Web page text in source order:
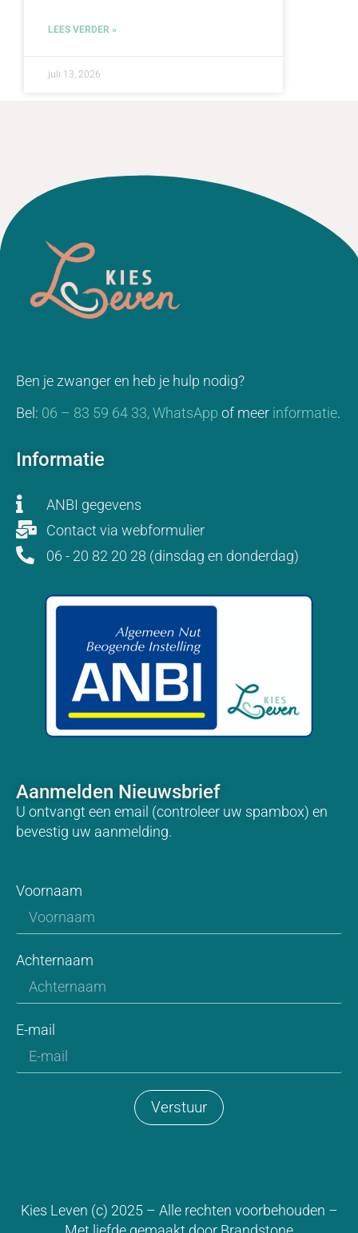
LEES VERDER »
juli 13, 2026
Ben je zwanger en heb je hulp nodig?
Bel: 06 – 83 59 64 33,WhatsApp of meer informatie.
Informatie
ANBI gegevens
Contact via webformulier
06 - 20 82 20 28 (dinsdag en donderdag)
Aanmelden Nieuwsbrief
U ontvangt een email (controleer uw spambox) en
bevestig uw aanmelding.
Voornaam
Achternaam
E-mail
Verstuur
Kies Leven (c) 2025 – Alle rechten voorbehouden –